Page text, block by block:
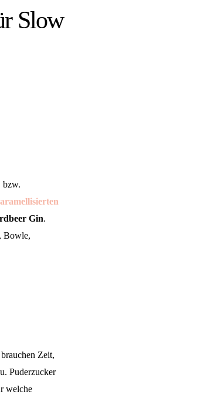
Slow
bzw.
Gin.
Bowle,
Zeit,
Puderzucker
welche